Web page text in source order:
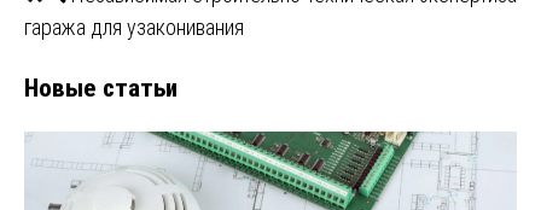
гаража для узаконивания
Новые статьи